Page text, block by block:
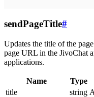
sendPageTitle#
Updates the title of the
page URL in the JivoChat
applications.
Name Type
title
string